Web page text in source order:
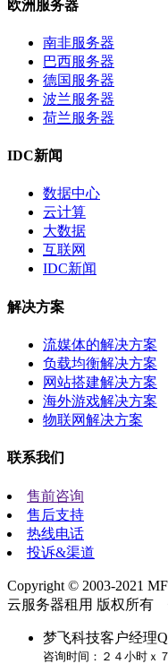
欧洲服务器
南非服务器
巴西服务器
德国服务器
波兰服务器
荷兰服务器
IDC新闻
数据中心
云计算
大数据
互联网
IDC新闻
解决方案
流媒体的解决方案
负载均衡解决方案
网站搭建解决方案
海外游戏解决方案
物联网解决方案
联系我们
售前咨询
售后支持
热线电话
投诉&渠道
Copyright © 2003-2021
云服务器租用 版权所有
梦飞科技客户经理
咨询时间：２４小时ｘ